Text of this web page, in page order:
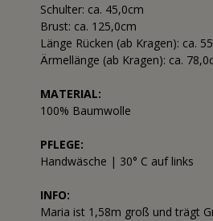
Schulter: ca. 45,0cm
Brust: ca. 125,0cm
Länge Rücken (ab Kragen): ca.
Ärmellänge (ab Kragen): ca.
MATERIAL:
100% Baumwolle
PFLEGE:
Handwäsche | 30° C auf links
INFO:
Maria ist 1,58m groß und trägt